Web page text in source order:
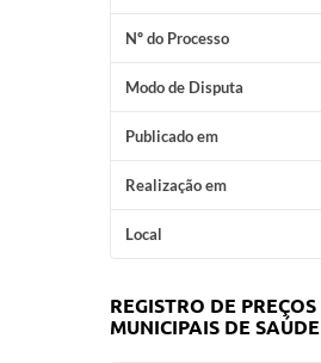
Nº do Processo
Modo de Disputa
Publicado em
Realização em
Local
REGISTRO DE
MUNICIPAIS DE